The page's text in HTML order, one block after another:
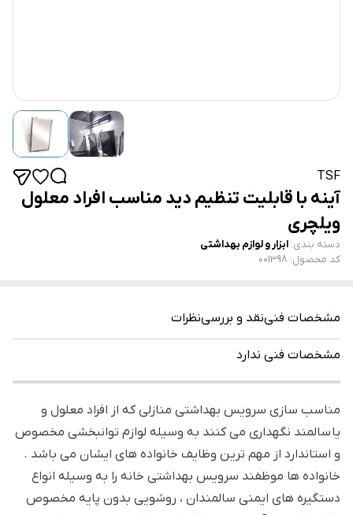
TSF
آینه با قابلیت تنظیم دید مناسب افراد معلول
ویلچری
دسته بندی: ابزار و لوازم بهداشتی
کد محصول:
001398
مشخصات فنینقد و بررسینظرات
مشخصات فنی ندارد
مناسب سازی سرویس بهداشتی منازلی که از افراد معلول و
یا سالمند نگهداری می کنند به وسیله لوازم توانبخشی مخصوص
و استاندارد از مهم ترین وظایف خانواده های ایشان می باشد .
خانواده ها موظفند سرویس بهداشتی خانه را به وسیله انواع
دستگیره های ایمنی سالمندان ، روشویی بدون پایه مخصوص